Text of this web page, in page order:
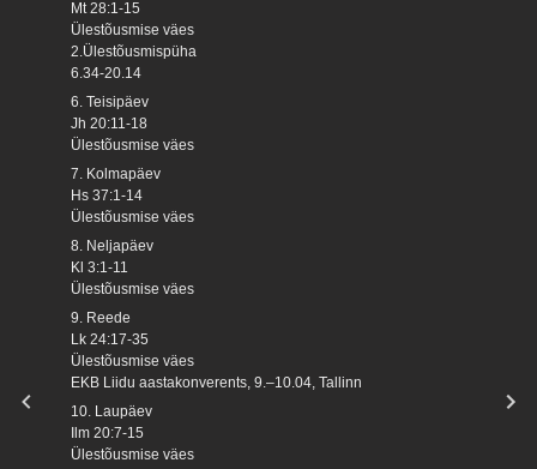
Mt 28:1-15
Ülestõusmise väes
2.Ülestõusmispüha
6.34-20.14
6. Teisipäev
Jh 20:11-18
Ülestõusmise väes
7. Kolmapäev
Hs 37:1-14
Ülestõusmise väes
8. Neljapäev
Kl 3:1-11
Ülestõusmise väes
9. Reede
Lk 24:17-35
Ülestõusmise väes
EKB Liidu aastakonverents, 9.–10.04, Tallinn
10. Laupäev
Ilm 20:7-15
Ülestõusmise väes